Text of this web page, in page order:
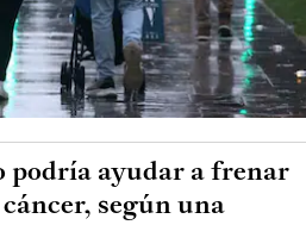
podría ayudar a frenar
según una